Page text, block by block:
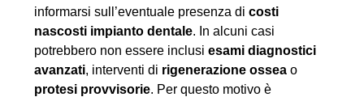
informarsi sull’eventuale presenza di costi
nascosti impianto dentale. In alcuni casi
potrebbero non essere inclusi esami diagnostici
avanzati, interventi di rigenerazione ossea o
protesi provvisorie. Per questo motivo è